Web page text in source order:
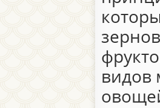
видов